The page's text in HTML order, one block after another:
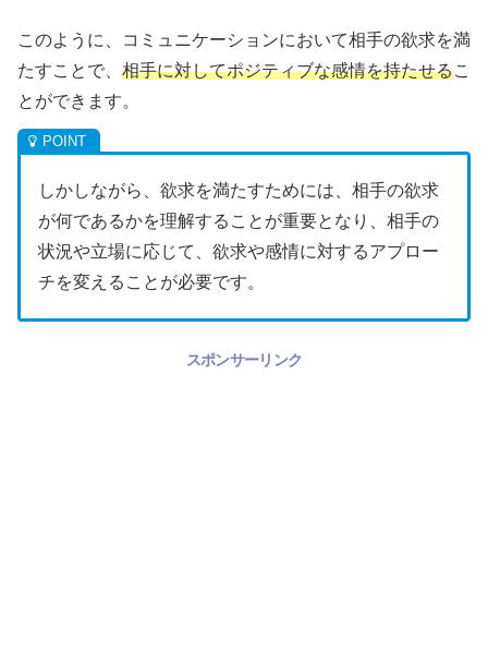
このように、コミュニケーションにおいて相手の欲求を満
たすことで、 相手に対してポジティブな感情を持たせるこ
とができます。
しかしながら、欲求を満たすためには、相手の欲求
が何であるかを理解することが重要となり、相手の
状況や立場に応じて、欲求や感情に対するアプロー
チを変えることが必要です。
スポンサーリンク